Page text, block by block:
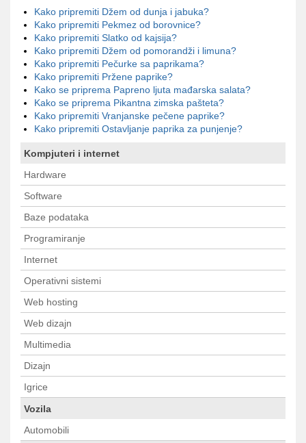
Kako pripremiti Džem od dunja i jabuka?
Kako pripremiti Pekmez od borovnice?
Kako pripremiti Slatko od kajsija?
Kako pripremiti Džem od pomorandži i limuna?
Kako pripremiti Pečurke sa paprikama?
Kako pripremiti Pržene paprike?
Kako se priprema Papreno ljuta mađarska salata?
Kako se priprema Pikantna zimska pašteta?
Kako pripremiti Vranjanske pečene paprike?
Kako pripremiti Ostavljanje paprika za punjenje?
Kompjuteri i internet
Hardware
Software
Baze podataka
Programiranje
Internet
Operativni sistemi
Web hosting
Web dizajn
Multimedia
Dizajn
Igrice
Vozila
Automobili